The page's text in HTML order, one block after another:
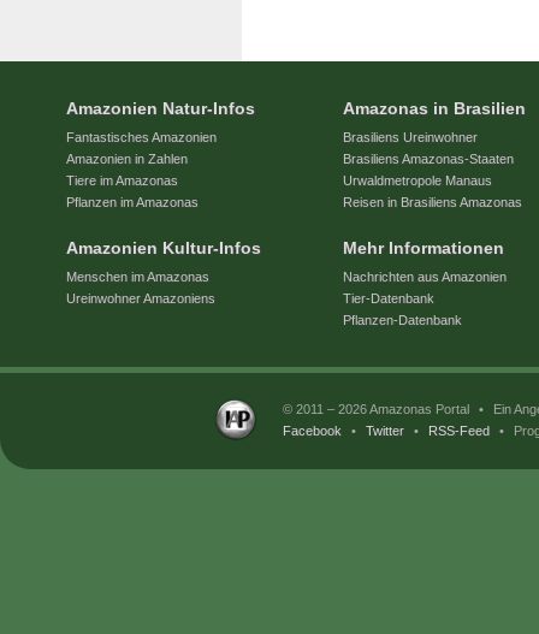
Amazonien Natur-Infos
Fantastisches Amazonien
Amazonien in Zahlen
Tiere im Amazonas
Pflanzen im Amazonas
Amazonien Kultur-Infos
Menschen im Amazonas
Ureinwohner Amazoniens
Amazonas in Brasilien
Brasiliens Ureinwohner
Brasiliens Amazonas-Staaten
Urwaldmetropole Manaus
Reisen in Brasiliens Amazonas
Mehr Informationen
Nachrichten aus Amazonien
Tier-Datenbank
Pflanzen-Datenbank
© 2011 – 2026 Amazonas Portal •
Ein
Facebook
• Twitter • RSS-Feed •